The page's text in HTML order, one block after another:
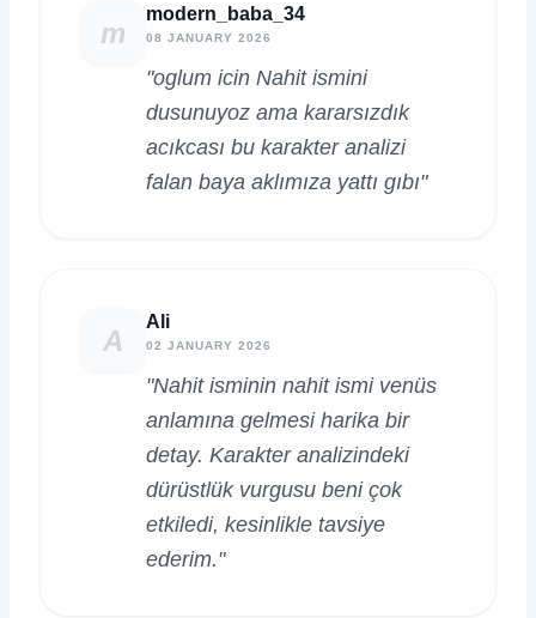
m
modern_baba_34
08 JANUARY 2026
"oglum icin Nahit ismini
dusunuyoz ama kararsızdık
acıkcası bu karakter analizi
falan baya aklımıza yattı gıbı"
A
Ali
02 JANUARY 2026
"Nahit isminin nahit ismi venüs
anlamına gelmesi harika bir
detay. Karakter analizindeki
dürüstlük vurgusu beni çok
etkiledi, kesinlikle tavsiye
ederim."